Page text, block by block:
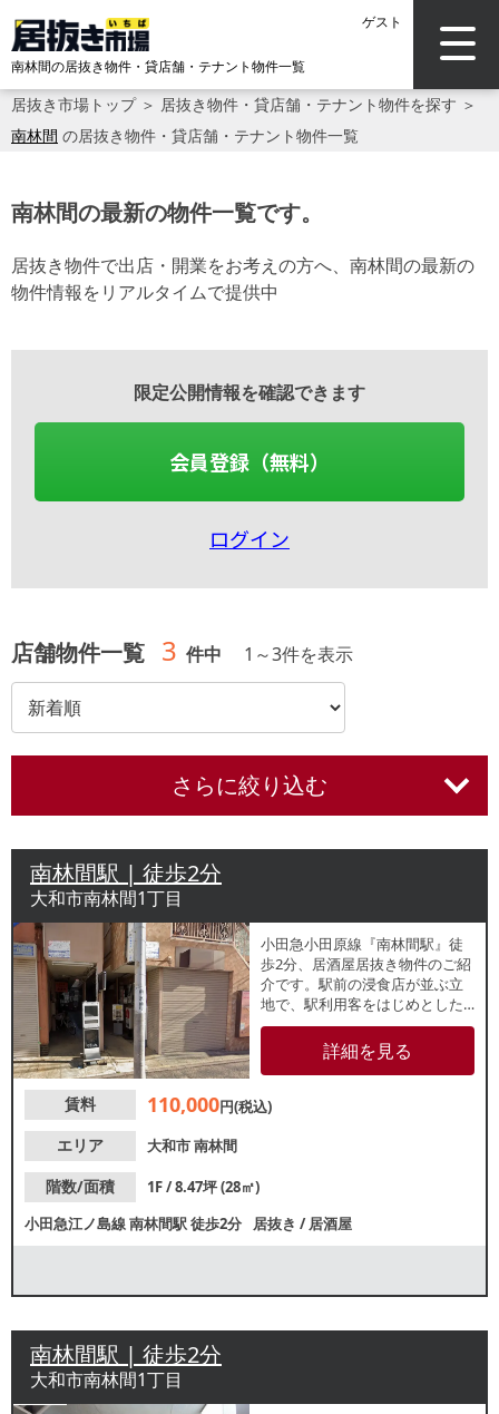
ゲスト
南林間の居抜き物件・貸店舗・テナント物件一覧
居抜き市場トップ＞ 居抜き物件・貸店舗・テナント物件を探す ＞
南林間 の居抜き物件・貸店舗・テナント物件一覧
南林間の最新の物件一覧です。
居抜き物件で出店・開業をお考えの方へ、南林間の最新の
物件情報をリアルタイムで提供中
限定公開情報を確認できます
会員登録（無料）
ログイン
店舗物件一覧 3 件中 1 ～3件を表示
さらに絞り込む
南林間駅 | 徒歩2分
大和市南林間1丁目
小田急小田原線『南林間駅』徒
歩2分、居酒屋居抜き物件のご紹
介です。駅前の浸食店が並ぶ立
地で、駅利用客をはじめとした
集客が期待できます。該当店舗
は路面店ではなく建物の通路を
入った一番奥の区画になりま
せください。
詳細を見る
賃料 110,000円(税込)
エリア
大和市南林間
階数/面積
1F / 8.47坪 (28㎡)
小田急江ノ島線南林間駅徒歩2分 居抜き /居酒屋
南林間駅 | 徒歩2分
大和市南林間1丁目